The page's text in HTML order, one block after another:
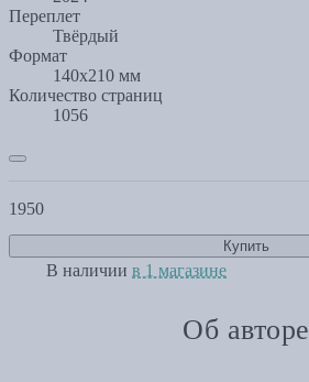
Переплет
Твёрдый
Формат
140х210 мм
Количество страниц
1056
1950
Купить
В наличии в 1 магазине
Об авторе